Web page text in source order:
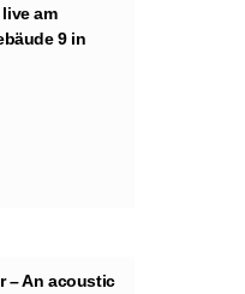
am
9 in
– An acoustic